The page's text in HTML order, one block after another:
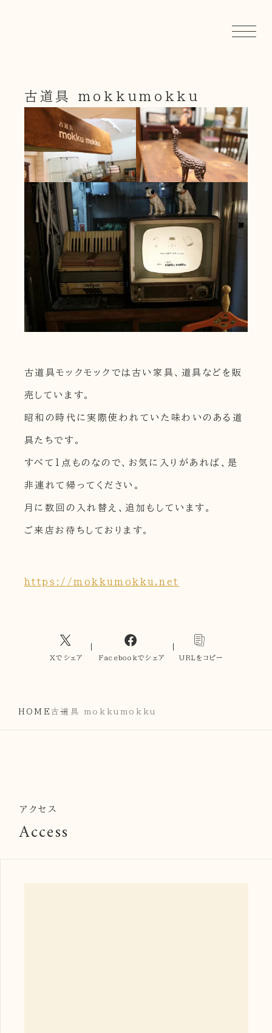
古道具 mokkumokku
古道具モックモックでは古い家具、道具などを販
売しています。
昭和の時代に実際使われていた味わいのある道
具たちです。
すべて1点ものなので、お気に入りがあれば、是
非連れて帰ってください。
月に数回の入れ替え、追加もしています。
ご来店お待ちしております。
https://mokkumokku.net
Xでシェア Facebookでシェア URLをコピー
HOME古道具 mokkumokku
アクセス
Access